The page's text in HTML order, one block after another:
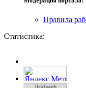
Правила
Статистика: